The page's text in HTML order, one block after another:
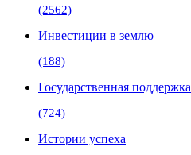
(2562)
Инвестиции в землю
(188)
Государственная поддержка
(724)
Истории успеха